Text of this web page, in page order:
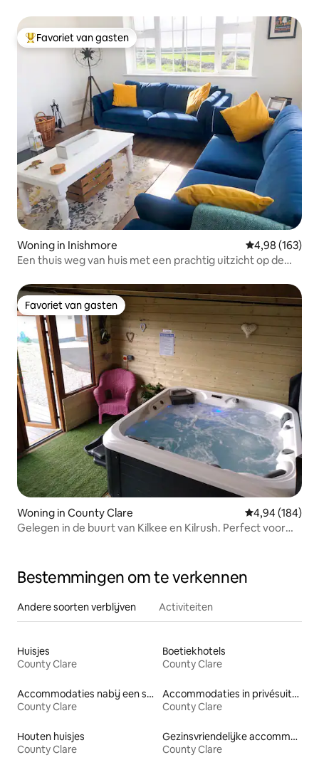
Topfavoriet van gasten
Favoriet van gasten
Woning in Inishmore Gemiddelde
4,98 (163)
Een thuis weg van huis met een prachtig uitzicht op de
Favoriet van gasten
Favoriet van gasten
Woning in County Clare Gemiddelde
4,94 (184)
Gelegen in de buurt van Kilkee en Kilrush. Perfect voor
Bestemmingen om te verkennen
Andere soorten verblijven Activiteiten
Huisjes
County Clare
Boetiekhotels
County Clare
Accommodaties nabij een strand
County Clare
Accommodaties in privésuites
County Clare
Houten huisjes
County Clare
Gezinsvriendelijke accommodaties
County Clare